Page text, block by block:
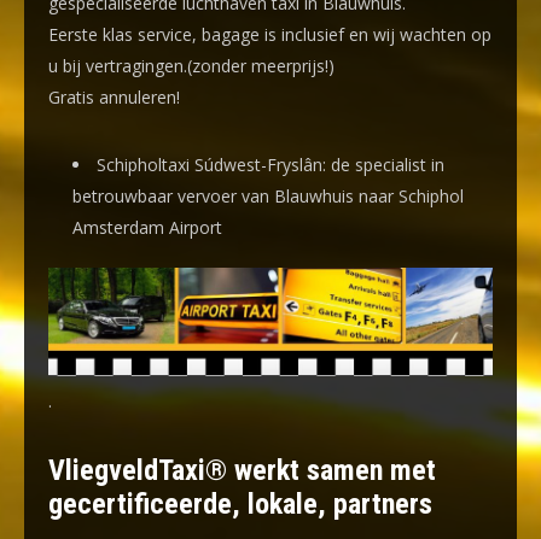
Eerste klas service, bagage is inclusief en wij wachten op
u bij vertragingen.(zonder meerprijs!)
Gratis annuleren!
Schipholtaxi Súdwest-Fryslân: de specialist in
betrouwbaar vervoer van Blauwhuis naar Schiphol
Amsterdam Airport
.
VliegveldTaxi® werkt samen met
gecertificeerde, lokale, partners